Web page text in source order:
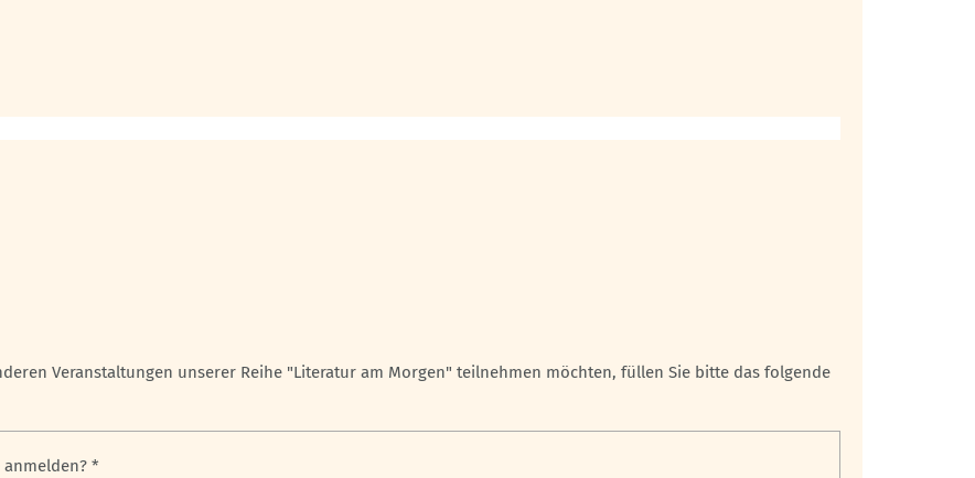
Veranstaltungen unserer Reihe "Literatur am Morgen" teilnehmen möchten, füllen Sie bitte das folgende
*